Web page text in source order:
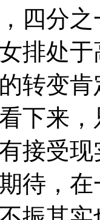
四分
排处
转变
下来
接受
待，